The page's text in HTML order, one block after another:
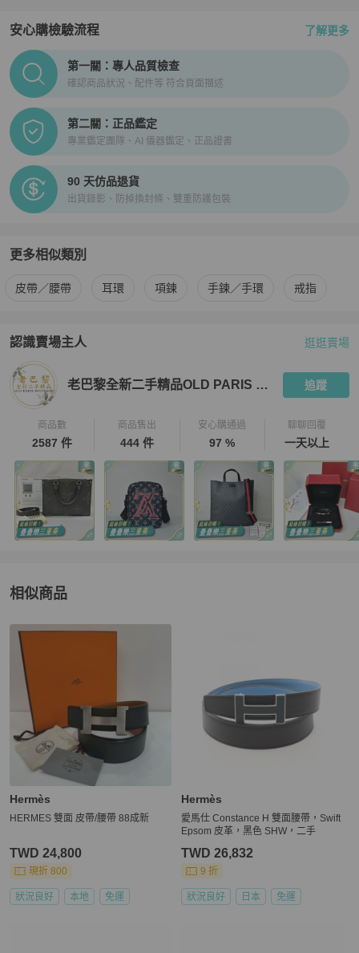
安心購檢驗流程 了解更多
PopChill拍拍圈正品驗證、安心購檢驗流程介紹
第一關：專人品質檢查
確認商品狀況、配件等 符合頁面描述
第二關：正品鑑定
專業鑑定團隊、AI 儀器鑑定、正品證書
90 天仿品退貨
出貨錄影、防掉換封條、雙重防護包裝
更多相似類別
更多Hermès女士配件相似商品推薦
皮帶／腰帶 耳環 項鍊 手鍊／手環 戒指
認識賣場主人
PopChill 拍拍圈嚴選賣家 老巴黎全新二手精品OLD PARIS
逛逛賣場
老巴黎全新二手精品OLD PARIS Boutique 追蹤
商品數
2587 件
商品售出
444 件
安心購通過
97 %
聊聊回覆
一天以上
相似商品
更多相似Hermès女士配件推薦精品
Hermès
HERMES 雙面 皮帶/腰帶 88成新
TWD 24,800
現折 800
狀況良好 本地 免運
Hermès
愛馬仕 Constance H 雙面腰帶，Swift
Epsom 皮革，黑色 SHW，二手
TWD 26,832
9 折
狀況良好 日本 免運